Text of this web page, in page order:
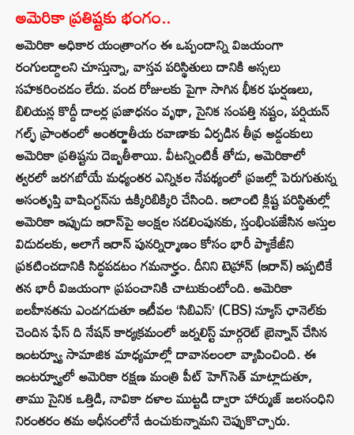
అమెరికా ప్రతిష్టకు భంగం..
అమెరికా అధికార యంత్రాంగం ఈ ఒప్పందాన్ని విజయంగా
రంగులద్దాలని చూస్తున్నా, వాస్తవ పరిస్థితులు దానికి అస్సలు
సహకరించడం లేదు. వంద రోజులకు పైగా సాగిన భీకర ఘర్షణలు,
బిలియన్ల కొద్దీ డాలర్ల ప్రజాధనం వృథా, సైనిక సంపత్తి నష్టం, పర్షియన్
గల్ఫ్ ప్రాంతంలో అంతర్జాతీయ రవాణాకు ఏర్పడిన తీవ్ర అడ్డంకులు
అమెరికా ప్రతిష్టను దెబ్బతీశాయి. వీటన్నింటికీ తోడు, అమెరికాలో
త్వరలో జరగబోయే మధ్యంతర ఎన్నికల నేపథ్యంలో ప్రజల్లో పెరుగుతున్న
అసంతృప్తి వాషింగ్టన్‌ను ఉక్కిరిబిక్కిరి చేసింది. ఇలాంటి క్లిష్ట పరిస్థితుల్లో
అమెరికా ఇప్పుడు ఇరాన్‌పై ఆంక్షల సడలింపునకు, స్తంభింపజేసిన ఆస్తుల
విడుదలకు, అలాగే ఇరాన్ పునర్నిర్మాణం కోసం భారీ ప్యాకేజీని
ప్రకటించడానికి సిద్ధపడటం గమనార్హం. దీనిని టెహ్రాన్ (ఇరాన్) ఇప్పటికే
తన భారీ విజయంగా ప్రపంచానికి చాటుకుంటోంది. అమెరికా
బలహీనతను ఎండగడుతూ ఇటీవల ‘సిబిఎస్’ (CBS) న్యూస్ ఛానెల్‌కు
చెందిన ఫేస్ ది నేషన్ కార్యక్రమంలో జర్నలిస్ట్ మార్గరెట్ బ్రెన్నాన్ చేసిన
ఇంటర్వ్యూ సామాజిక మాధ్యమాల్లో దావానలంలా వ్యాపించింది. ఈ
ఇంటర్వ్యూలో అమెరికా రక్షణ మంత్రి పీట్ హెగ్‌సెత్ మాట్లాడుతూ,
తాము సైనిక ఒత్తిడి, నావికా దళాల ముట్టడి ద్వారా హార్ముజ్ జలసంధిని
నిరంతరం తమ ఆధీనంలోనే ఉంచుకున్నామని చెప్పుకొచ్చారు.